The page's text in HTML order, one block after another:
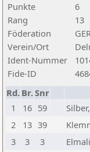
Punkte
6
Rang
13
Föderation
Verein/Ort
Ident-Nummer
Fide-ID
Rd. Br.Snr
1
16 59
2
13 39
3
3 3